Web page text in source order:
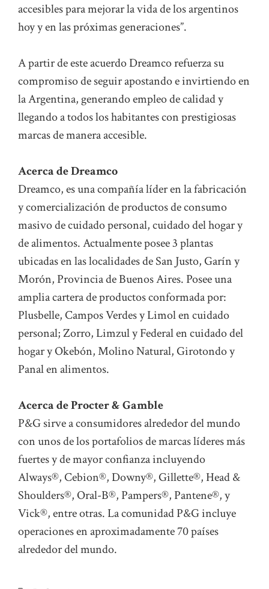
accesibles para mejorar la vida de los argentinos
hoy y en las próximas generaciones”.
A partir de este acuerdo Dreamco refuerza su
compromiso de seguir apostando e invirtiendo en
la Argentina, generando empleo de calidad y
llegando a todos los habitantes con prestigiosas
marcas de manera accesible.
Acerca de Dreamco
Dreamco, es una compañía líder en la fabricación
y comercialización de productos de consumo
masivo de cuidado personal, cuidado del hogar y
de alimentos. Actualmente posee 3 plantas
ubicadas en las localidades de San Justo, Garín y
Morón, Provincia de Buenos Aires. Posee una
amplia cartera de productos conformada por:
Plusbelle, Campos Verdes y Limol en cuidado
personal; Zorro, Limzul y Federal en cuidado del
hogar y Okebón, Molino Natural, Girotondo y
Panal en alimentos.
Acerca de Procter & Gamble
P&G sirve a consumidores alrededor del mundo
con unos de los portafolios de marcas líderes más
fuertes y de mayor confianza incluyendo
Always®, Cebion®, Downy®, Gillette®, Head &
Shoulders®, Oral-B®, Pampers®, Pantene®, y
Vick®, entre otras. La comunidad P&G incluye
operaciones en aproximadamente 70 países
alrededor del mundo.